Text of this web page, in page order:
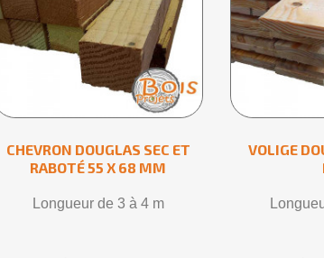
CHEVRON DOUGLAS SEC ET
RABOTÉ 55 X 68 MM
Longueur de 3 à 4 m
VOLIGE